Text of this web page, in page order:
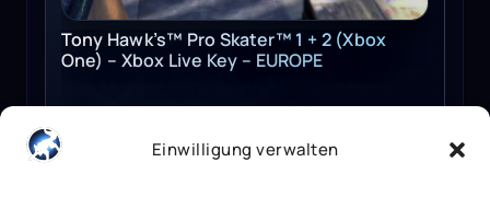
Einwilligung verwalten
Tony Hawk’s™ Pro Skater™ 1 + 2 (Xbox
One) – Xbox Live Key – EUROPE